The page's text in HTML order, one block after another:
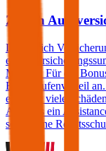
Zurich
Die Zurich
einer
Mio. an. Für die
Bonusstufenvorteil
egal wie viele
Aufpreis ein
sowie eine